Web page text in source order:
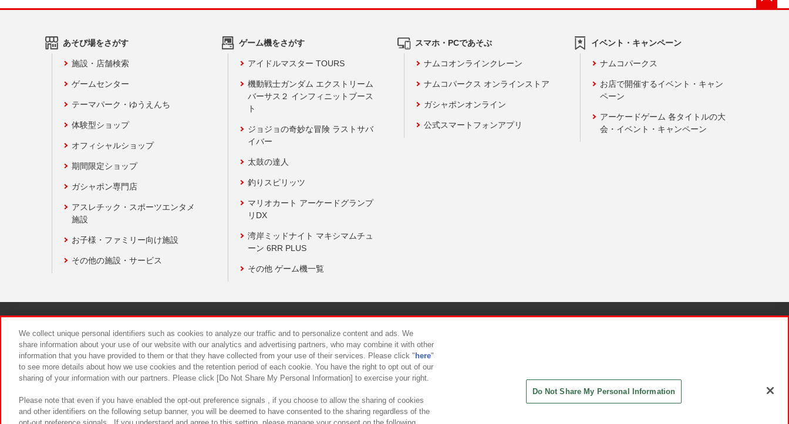
あそび場をさがす
施設・店舗検索
ゲームセンター
テーマパーク・ゆうえんち
体験型ショップ
オフィシャルショップ
期間限定ショップ
ガシャポン専門店
アスレチック・スポーツエンタメ
施設
お子様・ファミリー向け施設
その他の施設・サービス
ゲーム機をさがす
アイドルマスター TOURS
機動戦士ガンダム エクストリーム
バーサス２ インフィニットブース
ト
ジョジョの奇妙な冒険 ラストサバ
イバー
太鼓の達人
釣りスピリッツ
マリオカート アーケードグランプ
リDX
湾岸ミッドナイト マキシマムチュ
ーン 6RR PLUS
その他 ゲーム機一覧
スマホ・PCであそぶ
ナムコオンラインクレーン
ナムコパークス オンラインストア
ガシャポンオンライン
公式スマートフォンアプリ
イベント・キャンペーン
ナムコパークス
お店で開催するイベント・キャン
ペーン
アーケードゲーム 各タイトルの大
会・イベント・キャンペーン
食品のご提供について カスタマーハラスメント対応方針
We collect unique personal identifiers such as cookies to analyze our traffic and to personalize content and ads. We
share information about your use of our website with our analytics and advertising partners, who may combine it with other
information that you have provided to them or that they have collected from your use of their services. Please click " here"
to see more details about how we use cookies and the retention period of each cookie. You have the right to opt out of our
sharing of your information with our partners. Please click [Do Not Share My Personal Information] to exercise your right.
Please note that even if you have enabled the opt-out preference signals , if you choose to allow the sharing of cookies
and other identifiers on the following setup banner, you will be deemed to have consented to the sharing regardless of the
Do Not Share My Personal Information